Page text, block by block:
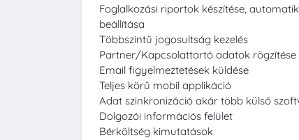
Foglalkozási riportok készítése,
beállítása
Többszintű jogosultság kezelés
Partner/Kapcsolattartó adatok rögzítése
Email figyelmeztetések küldése
Teljes körű mobil applikáció
Adat szinkronizáció akár több külső
Dolgozói információs felület
Bérköltség kimutatások